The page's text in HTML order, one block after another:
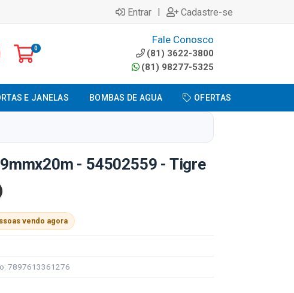
Entrar | Cadastre-se
0
Fale Conosco
(81) 3622-3800
(81) 98277-5325
E JANELAS BOMBAS DE AGUA OFERTAS
- 54502559 - Tigre
vendo agora
7897613361276